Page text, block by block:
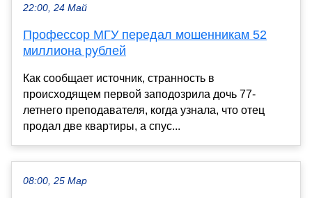
22:00, 24 Май
Профессор МГУ передал мошенникам 52
миллиона рублей
Как сообщает источник, странность в
происходящем первой заподозрила дочь 77-
летнего преподавателя, когда узнала, что отец
продал две квартиры, а спус...
08:00, 25 Мар